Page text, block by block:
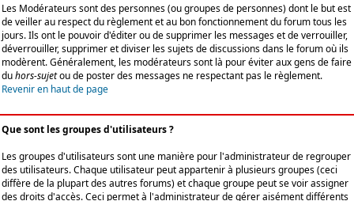
Les Modérateurs sont des personnes (ou groupes de personnes) dont le but est
de veiller au respect du règlement et au bon fonctionnement du forum tous les
jours. Ils ont le pouvoir d'éditer ou de supprimer les messages et de verrouiller,
déverrouiller, supprimer et diviser les sujets de discussions dans le forum où ils
modèrent. Généralement, les modérateurs sont là pour éviter aux gens de faire
duhors-sujetou de poster des messages ne respectant pas le règlement.
Revenir en haut de page
Que sont les groupes d'utilisateurs ?
Les groupes d'utilisateurs sont une manière pour l'administrateur de regrouper
des utilisateurs. Chaque utilisateur peut appartenir à plusieurs groupes (ceci
diffère de la plupart des autres forums) et chaque groupe peut se voir assigner
des droits d'accès. Ceci permet à l'administrateur de gérer aisément différents